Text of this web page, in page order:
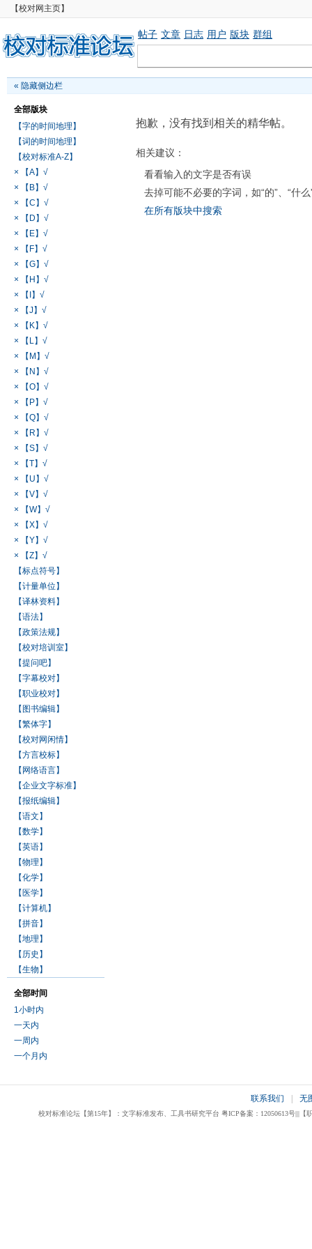
【校对网主页】
帖子 文章 日志 用户 版块 群组
« 隐藏侧边栏
全部版块
【字的时间地理】
【词的时间地理】
【校对标准A-Z】
× 【A】√
× 【B】√
× 【C】√
× 【D】√
× 【E】√
× 【F】√
× 【G】√
× 【H】√
× 【I】√
× 【J】√
× 【K】√
× 【L】√
× 【M】√
× 【N】√
× 【O】√
× 【P】√
× 【Q】√
× 【R】√
× 【S】√
× 【T】√
× 【U】√
× 【V】√
× 【W】√
× 【X】√
× 【Y】√
× 【Z】√
【标点符号】
【计量单位】
【译林资料】
【语法】
【政策法规】
【校对培训室】
【提问吧】
【字幕校对】
【职业校对】
【图书编辑】
【繁体字】
【校对网闲情】
【方言校标】
【网络语言】
【企业文字标准】
【报纸编辑】
【语文】
【数学】
【英语】
【物理】
【化学】
【医学】
【计算机】
【拼音】
【地理】
【历史】
【生物】
全部时间
1小时内
一天内
一周内
一个月内
抱歉，没有找到相关的精华帖。
相关建议：
看看输入的文字是否有误
去掉可能不必要的字词，如“的”、“什么
在所有版块中搜索
联系我们 无
校对标准论坛【第15年】：文字标准发布、工具书研究平台 粤ICP备案：12050613号|||【